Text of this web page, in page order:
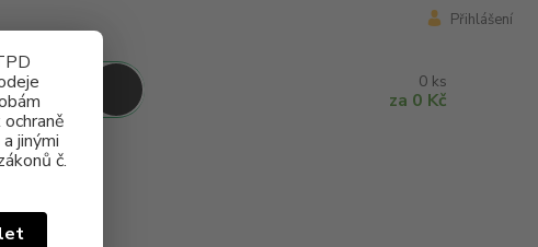
jinými
č.
Přihlášení
0 ks
za 0 Kč